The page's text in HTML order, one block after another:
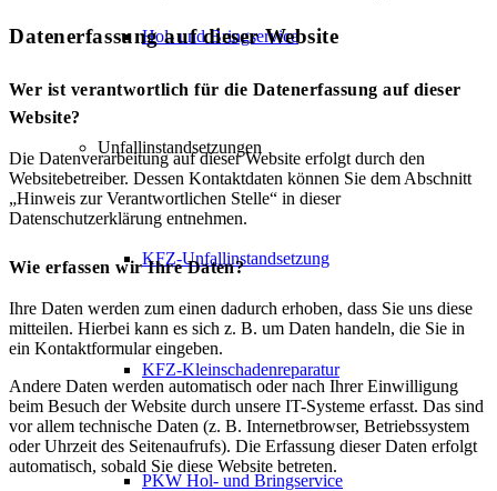
Hol- und Bringservice
Unfallinstandsetzungen
KFZ-Unfallinstandsetzung
KFZ-Kleinschadenreparatur
PKW Hol- und Bringservice
Datenerfassung auf dieser Website
Wer ist verantwortlich für die Datenerfassung auf dieser
Website?
Die Datenverarbeitung auf dieser Website erfolgt durch den
Websitebetreiber. Dessen Kontaktdaten können Sie dem Abschnitt
„Hinweis zur Verantwortlichen Stelle“ in dieser
Datenschutzerklärung entnehmen.
Wie erfassen wir Ihre Daten?
Ihre Daten werden zum einen dadurch erhoben, dass Sie uns diese
mitteilen. Hierbei kann es sich z. B. um Daten handeln, die Sie in
ein Kontaktformular eingeben.
Andere Daten werden automatisch oder nach Ihrer Einwilligung
beim Besuch der Website durch unsere IT-Systeme erfasst. Das sind
vor allem technische Daten (z. B. Internetbrowser, Betriebssystem
oder Uhrzeit des Seitenaufrufs). Die Erfassung dieser Daten erfolgt
automatisch, sobald Sie diese Website betreten.